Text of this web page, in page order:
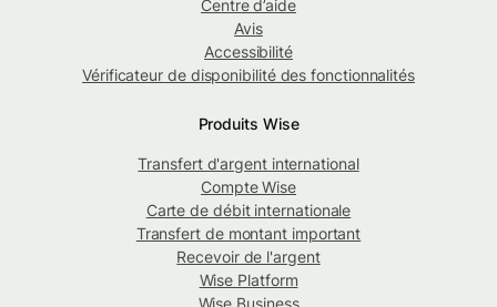
Centre d’aide
Avis
Accessibilité
Vérificateur de disponibilité des fonctionnalités
Produits Wise
Transfert d'argent international
Compte Wise
Carte de débit internationale
Transfert de montant important
Recevoir de l'argent
Wise Platform
Wise Business